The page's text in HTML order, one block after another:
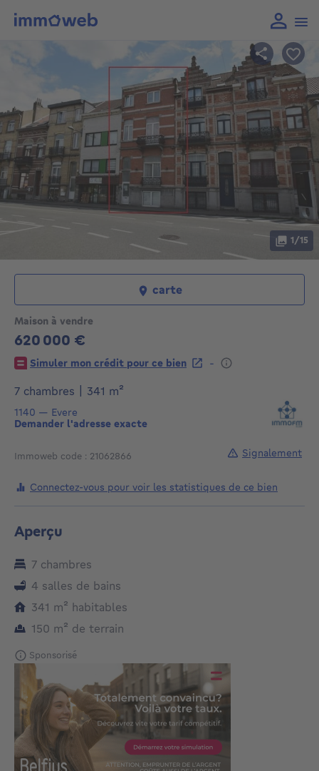
Maison à vendre
620 000 €
620000€
Simuler mon crédit pour ce bien
-
7 chambres
341 m²
1140 — Evere
Demander l'adresse exacte
Immoweb code : 21062866
1/15
carte
Connectez-vous pour voir les statistiques de ce bien
Signalement
Aperçu
7 chambres
4 salles de bains
341 m² mètres carrés
habitables
150 m² mètres carrés
de terrain
Sponsorisé